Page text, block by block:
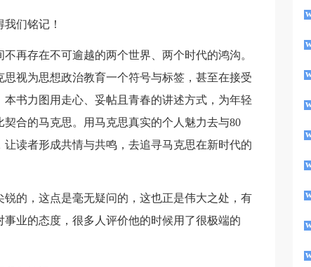
们铭记！
再存在不可逾越的两个世界、两个时代的鸿沟。
视为思想政治教育一个符号与标签，甚至在接受
书力图用走心、妥帖且青春的讲述方式，为年轻
合的马克思。用马克思真实的个人魅力去与80
读者形成共情与共鸣，去追寻马克思在新时代的
的，这点是毫无疑问的，这也正是伟大之处，有
业的态度，很多人评价他的时候用了很极端的